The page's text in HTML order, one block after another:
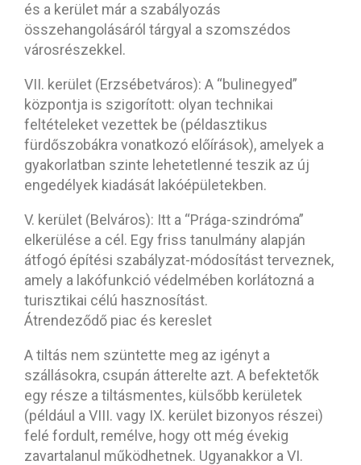
és a kerület már a szabályozás
összehangolásáról tárgyal a szomszédos
városrészekkel.
VII. kerület (Erzsébetváros): A “bulinegyed”
központja is szigorított: olyan technikai
feltételeket vezettek be (példasztikus
fürdőszobákra vonatkozó előírások), amelyek a
gyakorlatban szinte lehetetlenné teszik az új
engedélyek kiadását lakóépületekben.
V. kerület (Belváros): Itt a “Prága-szindróma”
elkerülése a cél. Egy friss tanulmány alapján
átfogó építési szabályzat-módosítást terveznek,
amely a lakófunkció védelmében korlátozná a
turisztikai célú hasznosítást.
Átrendeződő piac és kereslet
A tiltás nem szüntette meg az igényt a
szállásokra, csupán átterelte azt. A befektetők
egy része a tiltásmentes, külsőbb kerületek
(például a VIII. vagy IX. kerület bizonyos részei)
felé fordult, remélve, hogy ott még évekig
zavartalanul működhetnek. Ugyanakkor a VI.